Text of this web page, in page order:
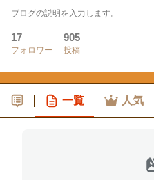
ブログの説明を入力します。
17
フォロワー
905
投稿
一覧 人気